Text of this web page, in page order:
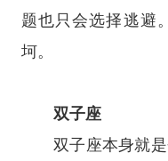
题也只会选择逃避
坷。
双子座
双子座本身就